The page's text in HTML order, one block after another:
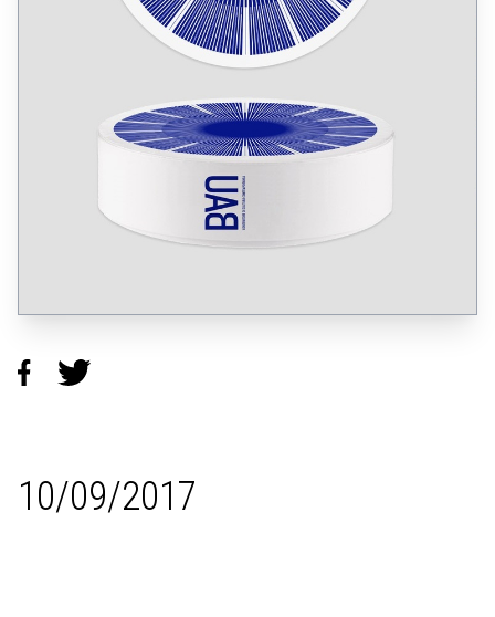
10/09/2017